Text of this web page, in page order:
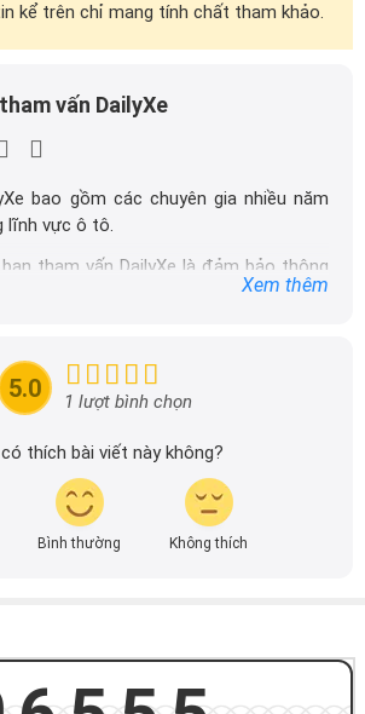
kể trên chỉ mang tính chất tham khảo.
vấn DailyXe
bao gồm các chuyên gia nhiều năm
lĩnh vực ô tô.
tham vấn DailyXe là đảm bảo thông
đăng tải trên dailyxe.com.vn, thường
dễ dàng hơn.
Xem thêm
5.0 1 lượt bình chọn
thích bài viết này không?
Bình thường Không thích